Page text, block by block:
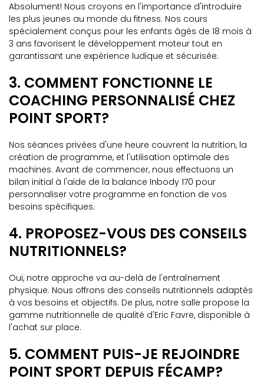
Absolument! Nous croyons en l'importance d'introduire
les plus jeunes au monde du fitness. Nos cours
spécialement conçus pour les enfants âgés de 18 mois à
3 ans favorisent le développement moteur tout en
garantissant une expérience ludique et sécurisée.
3. COMMENT FONCTIONNE LE
COACHING PERSONNALISÉ CHEZ
POINT SPORT?
Nos séances privées d'une heure couvrent la nutrition, la
création de programme, et l'utilisation optimale des
machines. Avant de commencer, nous effectuons un
bilan initial à l'aide de la balance Inbody 170 pour
personnaliser votre programme en fonction de vos
besoins spécifiques.
4. PROPOSEZ-VOUS DES CONSEILS
NUTRITIONNELS?
Oui, notre approche va au-delà de l'entraînement
physique. Nous offrons des conseils nutritionnels adaptés
à vos besoins et objectifs. De plus, notre salle propose la
gamme nutritionnelle de qualité d'Eric Favre, disponible à
l'achat sur place.
5. COMMENT PUIS-JE REJOINDRE
POINT SPORT DEPUIS FÉCAMP?